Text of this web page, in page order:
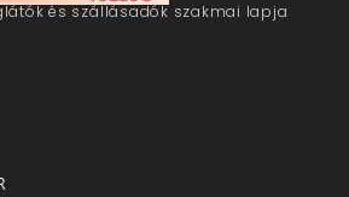
és szállásadók szakmai lapja